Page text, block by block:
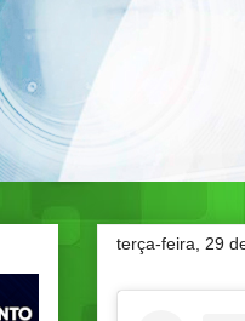
terça-feira, 29